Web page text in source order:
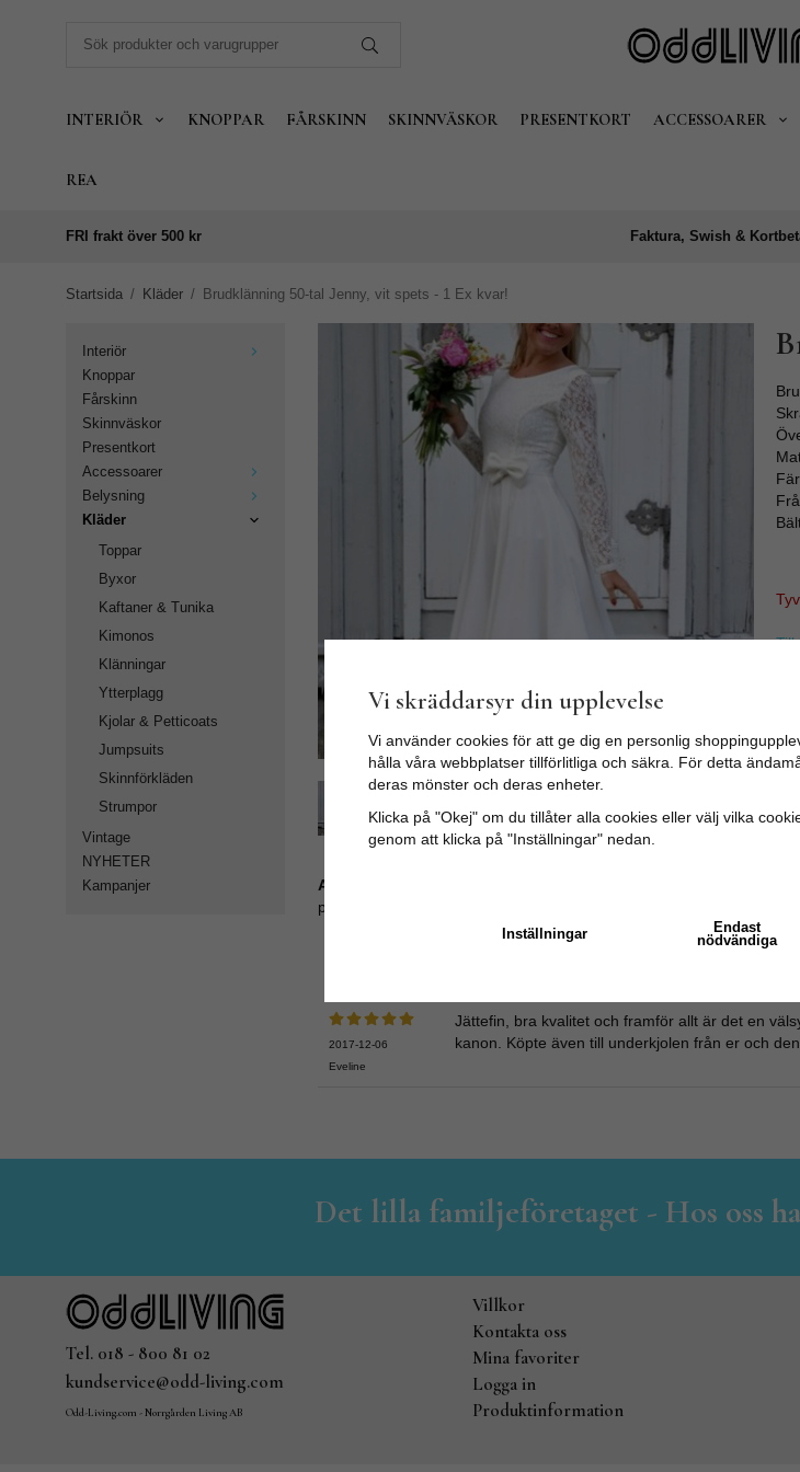
INTERIÖR KNOPPAR FÅRSKINN SKINNVÄSKOR PRESENTKORT ACCESSOARER
REA
FRI frakt över 500 kr Faktura, Swish &
Startsida / Kläder / Brudklänning 50-tal Jenny, vit spets - 1 Ex kvar!
Interiör
Knoppar
Fårskinn
Skinnväskor
Presentkort
Accessoarer
Belysning
Kläder
Toppar
Byxor
Kaftaner & Tunika
Kimonos
Klänningar
Ytterplagg
Kjolar & Petticoats
Jumpsuits
Skinnförkläden
Strumpor
Vintage
NYHETER
Kampanjer
Till
Artikelnummer:
pop96_282
2017-12-06
Eveline
Jättefin, bra kvalitet och framför allt är det en
kanon. Köpte även till underkjolen från er och
Det lilla familjeföretaget - Hos oss
Tel. 018 - 800 81 02
kundservice@odd-living.com
Odd-Living.com - Norrgården Living AB
Villkor
Kontakta oss
Mina favoriter
Logga in
Produktinformation
Vi skräddarsyr din upplevelse
Vi använder cookies för att ge dig en personlig
hålla våra webbplatser tillförlitliga och säkra. För detta
deras mönster och deras enheter.
Klicka på "Okej" om du tillåter alla cookies eller välj vilka
genom att klicka på "Inställningar" nedan.
Inställningar
Endast
nödvändiga